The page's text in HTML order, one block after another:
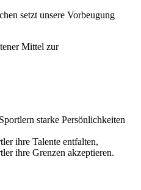
setzt unsere Vorbeugung
Mittel zur
starke Persönlichkeiten
ihre Talente entfalten,
ihre Grenzen akzeptieren.